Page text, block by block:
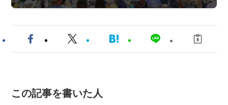
この記事を書いた人